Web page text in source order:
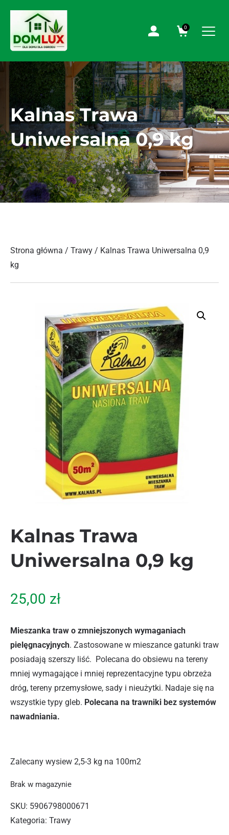
0
Kalnas Trawa
Uniwersalna 0,9 kg
Strona główna / Trawy / Kalnas Trawa Uniwersalna 0,9
kg
Kalnas Trawa
Uniwersalna 0,9 kg
25,00 zł
Mieszanka traw o zmniejszonych wymaganiach
pielęgnacyjnych. Zastosowane w mieszance gatunki traw
posiadają szerszy liść. Polecana do obsiewu na tereny
mniej wymagające i mniej reprezentacyjne typu obrzeża
dróg, tereny przemysłowe, sady i nieużytki. Nadaje się na
wszystkie typy gleb. Polecana na trawniki bez systemów
nawadniania.
Zalecany wysiew 2,5-3 kg na 100m2
Brak w magazynie
SKU: 5906798000671
Kategoria: Trawy